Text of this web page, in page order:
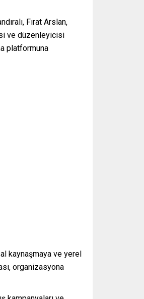
Fırat Arslan,
ve düzenleyicisi
platformuna
kaynaşmaya ve yerel
organizasyona